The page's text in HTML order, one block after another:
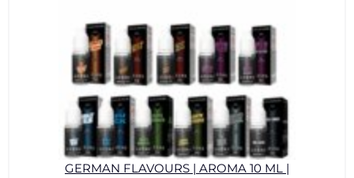
GERMAN FLAVOURS | AROMA 10 ML |